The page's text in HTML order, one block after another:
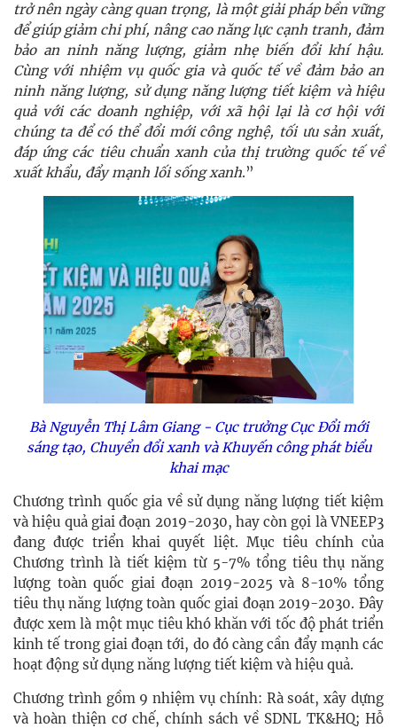
trở nên ngày càng quan trọng, là một giải pháp bền vững
để giúp giảm chi phí, nâng cao năng lực cạnh tranh, đảm
bảo an ninh năng lượng, giảm nhẹ biến đổi khí hậu.
Cùng với nhiệm vụ quốc gia và quốc tế về đảm bảo an
ninh năng lượng, sử dụng năng lượng tiết kiệm và hiệu
quả với các doanh nghiệp, với xã hội lại là cơ hội với
chúng ta để có thể đổi mới công nghệ, tối ưu sản xuất,
đáp ứng các tiêu chuẩn xanh của thị trường quốc tế về
xuất khẩu, đẩy mạnh lối sống xanh.”
Bà Nguyễn Thị Lâm Giang - Cục trưởng Cục Đổi mới
sáng tạo, Chuyển đổi xanh và Khuyến công phát biểu
khai mạc
Chương trình quốc gia về sử dụng năng lượng tiết kiệm
và hiệu quả giai đoạn 2019-2030, hay còn gọi là VNEEP3
đang được triển khai quyết liệt. Mục tiêu chính của
Chương trình là tiết kiệm từ 5-7% tổng tiêu thụ năng
lượng toàn quốc giai đoạn 2019-2025 và 8-10% tổng
tiêu thụ năng lượng toàn quốc giai đoạn 2019-2030. Đây
được xem là một mục tiêu khó khăn với tốc độ phát triển
kinh tế trong giai đoạn tới, do đó càng cần đẩy mạnh các
hoạt động sử dụng năng lượng tiết kiệm và hiệu quả.
Chương trình gồm 9 nhiệm vụ chính: Rà soát, xây dựng
và hoàn thiện cơ chế, chính sách về SDNL TK&HQ; Hỗ